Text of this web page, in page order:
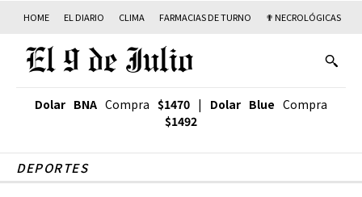
HOME EL DIARIO CLIMA FARMACIAS DE TURNO ✟ NECROLÓGICAS
Dolar BNA Compra $1470 | Dolar Blue Compra
$1492
DEPORTES